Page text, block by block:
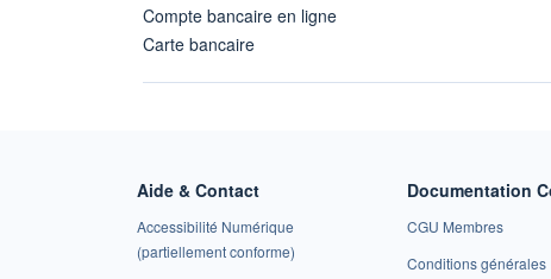
Compte bancaire en ligne
Carte bancaire
Aide & Contact
Accessibilité Numérique
(partiellement conforme)
Documentation
CGU Membres
Conditions générales